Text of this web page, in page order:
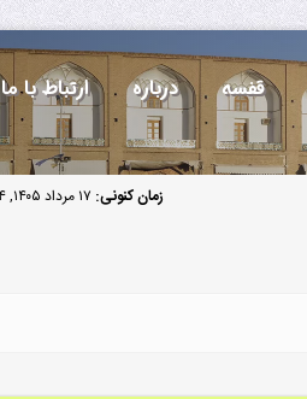
قفسه درباره ارتباط با ما
زمان کنونی: ۱۷ مرداد ۱۴۰۵, ۰۴:۲۴ ب.ظ